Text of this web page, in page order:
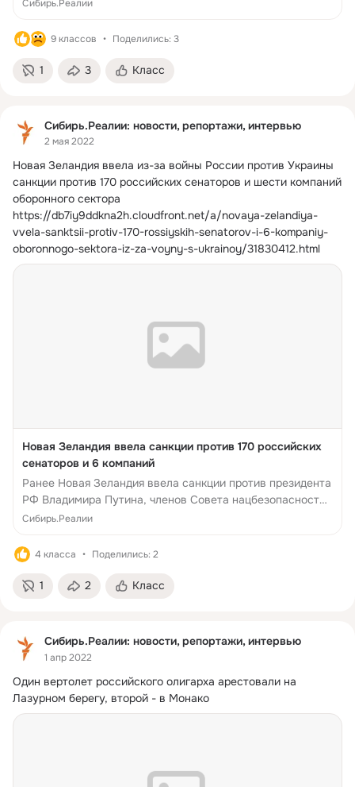
Сибирь.Реалии
9 классов Поделились: 3
1 3 Класс
Сибирь.Реалии: новости, репортажи, интервью
2 мая 2022
Новая Зеландия ввела из-за войны России против Украины
санкции против 170 российских сенаторов и шести компаний
оборонного сектора
https://db7iy9ddkna2h.cloudfront.net/a/novaya-zelandiya-
vvela-sanktsii-protiv-170-rossiyskih-senatorov-i-6-kompaniy-
oboronnogo-sektora-iz-za-voyny-s-ukrainoy/31830412.html
Новая Зеландия ввела санкции против 170 российских
сенаторов и 6 компаний
Ранее Новая Зеландия ввела санкции против президента
РФ Владимира Путина, членов Совета нацбезопасности,
военачальников, крупнейших банков России
Сибирь.Реалии
4 класса Поделились: 2
1 2 Класс
Сибирь.Реалии: новости, репортажи, интервью
1 апр 2022
Один вертолет российского олигарха арестовали на
Лазурном берегу, второй - в Монако